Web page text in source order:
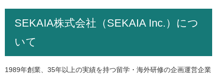
SEKAIA株式会社（SEKAIA Inc.）につ
いて
1989年創業、35年以上の実績を持つ留学・海外研修の企画運営企業